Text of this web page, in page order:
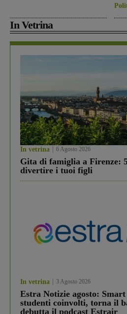
In Vetrina
In vetrina 6 Agosto 2026
Gita di famiglia a Firenze:
divertire i tuoi figli
In vetrina 3 Agosto 2026
Estra Notizie agosto:
studenti coinvolti, torna il
debutta il podcast Estrair